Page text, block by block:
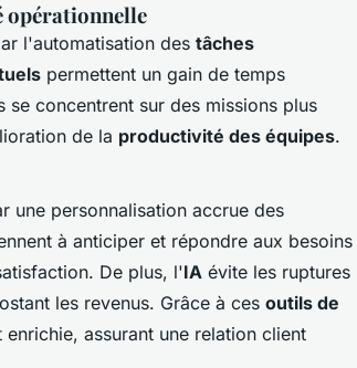
opérationnelle
l'automatisation des tâches
permettent un gain de temps
concentrent sur des missions plus
de la productivité des équipes.
une personnalisation accrue des
à anticiper et répondre aux besoins
De plus, l'IA évite les ruptures
les revenus. Grâce à ces outils de
assurant une relation client